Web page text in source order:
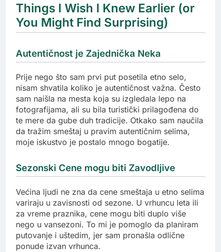
Things I Wish I Knew Earlier (or
You Might Find Surprising)
Autentičnost je Zajednička Neka
Prije nego što sam prvi put posetila etno selo,
nisam shvatila koliko je autentičnost važna. Često
sam naišla na mesta koja su izgledala lepo na
fotografijama, ali su bila turistički prilagođena do
te mere da gube duh tradicije. Otkako sam naučila
da tražim smeštaj u pravim autentičnim selima,
moje iskustvo je postalo mnogo bogatije.
Sezonski Cene mogu biti Zavodljive
Većina ljudi ne zna da cene smeštaja u etno selima
variraju u zavisnosti od sezone. U vrhuncu leta ili
za vreme praznika, cene mogu biti duplo više
nego u vansezoni. To mi je pomoglo da planiram
putovanje i uštedim, jer sam pronašla odlične
ponude izvan vrhunca.